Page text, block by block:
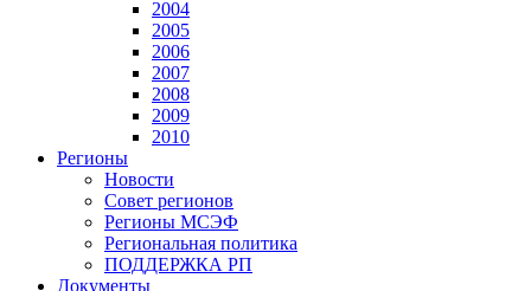
2004
2005
2006
2007
2008
2009
2010
Регионы
Новости
Совет регионов
Регионы МСЭФ
Региональная политика
ПОДДЕРЖКА РП
Документы